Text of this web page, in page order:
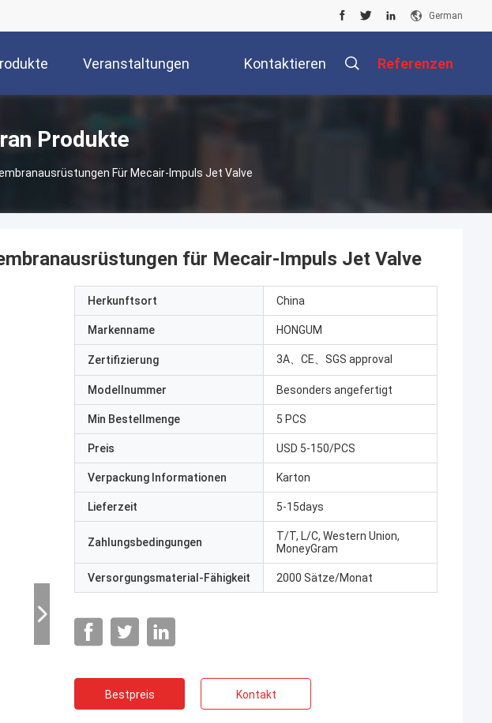
German
Veranstaltungen Kontaktieren Referenzen
Produkte
Für Mecair-Impuls Jet Valve
für Mecair-Impuls Jet Valve
Herkunftsort China
Markenname HONGUM
Zertifizierung 3A、CE、SGS approval
Modellnummer Besonders angefertigt
Min Bestellmenge 5 PCS
Preis USD 5-150/PCS
Verpackung Informationen Karton
Lieferzeit 5-15days
Zahlungsbedingungen
T/T, L/C, Western Union,
MoneyGram
Versorgungsmaterial-Fähigkeit 2000 Sätze/Monat
Bestpreis Kontakt